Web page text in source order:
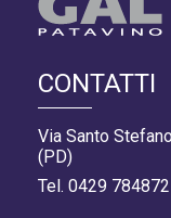
CONTATTI
Via Santo
(PD)
Tel. 0429 784872